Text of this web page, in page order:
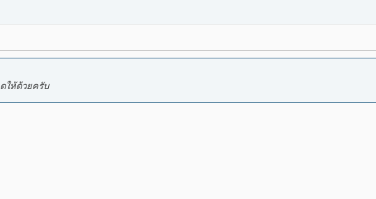
ให้ด้วยครับ